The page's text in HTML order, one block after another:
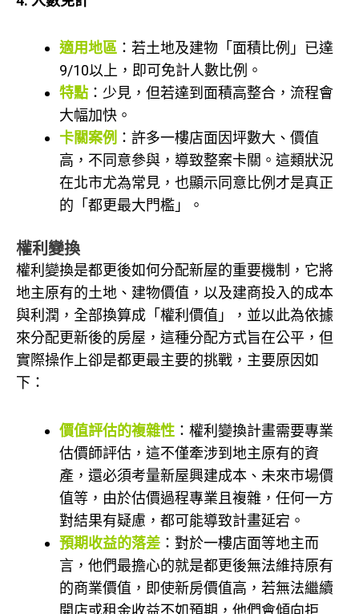
適用地區 ：若土地及建物「面積比例」已達
9/10以上，即可免計人數比例。
特點 ：少見，但若達到面積高整合，流程會
大幅加快。
卡關案例 ：許多一樓店面因坪數大、價值
高，不同意參與，導致整案卡關。這類狀況
在北市尤為常見，也顯示同意比例才是真正
的「都更最大門檻」。
權利變換
權利變換是都更後如何分配新屋的重要機制，它將
地主原有的土地、建物價值，以及建商投入的成本
與利潤，全部換算成「權利價值」，並以此為依據
來分配更新後的房屋，這種分配方式旨在公平，但
實際操作上卻是都更最主要的挑戰，主要原因如
下：
價值評估的複雜性 ：權利變換計畫需要專業
估價師評估，這不僅牽涉到地主原有的資
產，還必須考量新屋興建成本、未來市場價
值等，由於估價過程專業且複雜，任何一方
對結果有疑慮，都可能導致計畫延宕。
預期收益的落差 ：對於一樓店面等地主而
言，他們最擔心的就是都更後無法維持原有
的商業價值，即使新房價值高，若無法繼續
開店或租金收益不如預期，他們會傾向拒